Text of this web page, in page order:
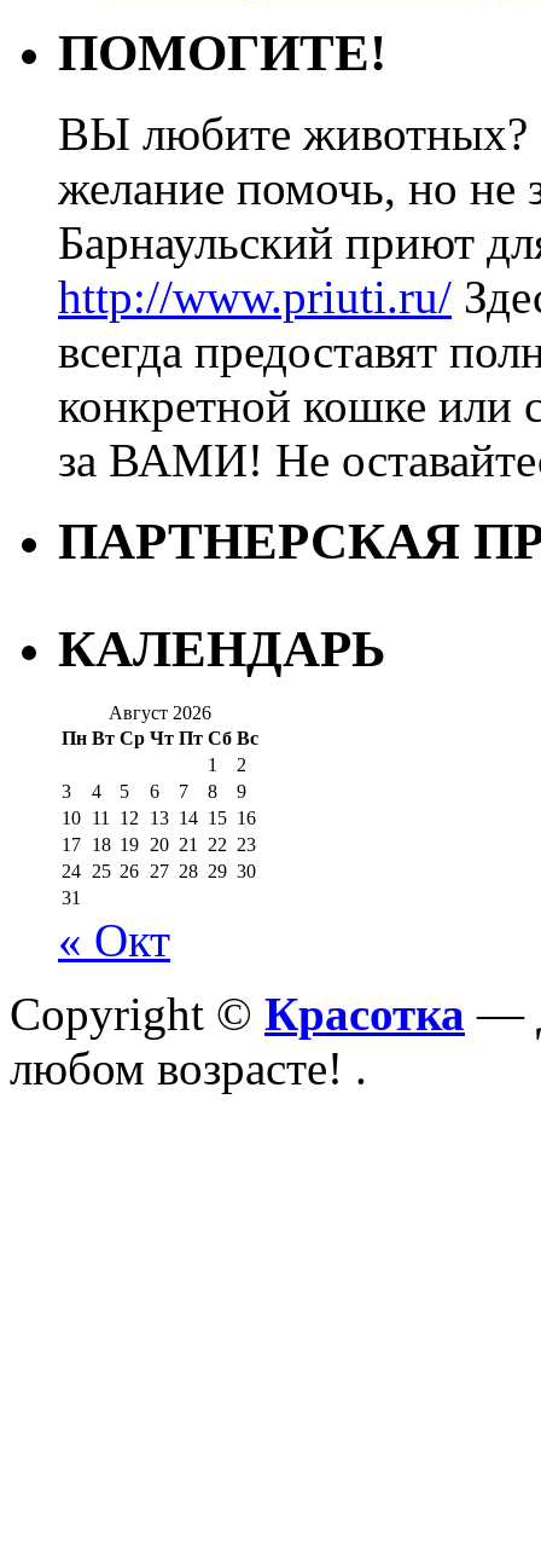
ПОМОГИТЕ!
ВЫ любите животных?
желание помочь, но не
Барнаульский приют
http://www.priuti.ru/
всегда предоставят
конкретной кошке или
за ВАМИ! Не
ПАРТНЕРСКАЯ
КАЛЕНДАРЬ
Август 2026
Пн Вт Ср Чт Пт Сб Вс
1
2
3
4 5 6 7 8
9
10 11 12 13 14 15 16
17 18 19 20 21 22 23
24 25 26 27 28 29 30
31
« Окт
Copyright © Красотка —
любом возрасте! .